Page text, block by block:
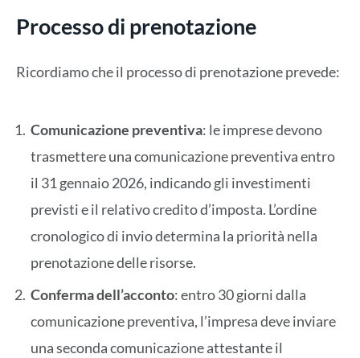
Processo di prenotazione
Ricordiamo che il processo di prenotazione prevede:
Comunicazione preventiva: le imprese devono
trasmettere una comunicazione preventiva entro
il 31 gennaio 2026, indicando gli investimenti
previsti e il relativo credito d’imposta. L’ordine
cronologico di invio determina la priorità nella
prenotazione delle risorse.
Conferma dell’acconto: entro 30 giorni dalla
comunicazione preventiva, l’impresa deve inviare
una seconda comunicazione attestante il